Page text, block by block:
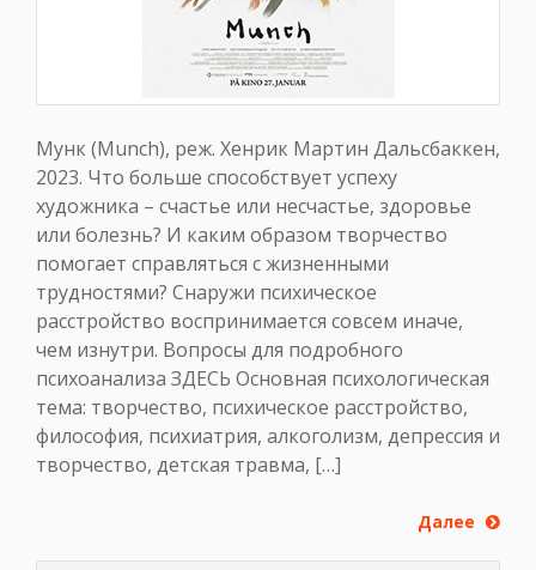
Мунк (Munch), реж. Хенрик Мартин Дальсбаккен,
2023. Что больше способствует успеху
художника – счастье или несчастье, здоровье
или болезнь? И каким образом творчество
помогает справляться с жизненными
трудностями? Снаружи психическое
расстройство воспринимается совсем иначе,
чем изнутри. Вопросы для подробного
психоанализа ЗДЕСЬ Основная психологическая
тема: творчество, психическое расстройство,
философия, психиатрия, алкоголизм, депрессия и
творчество, детская травма, […]
Далее